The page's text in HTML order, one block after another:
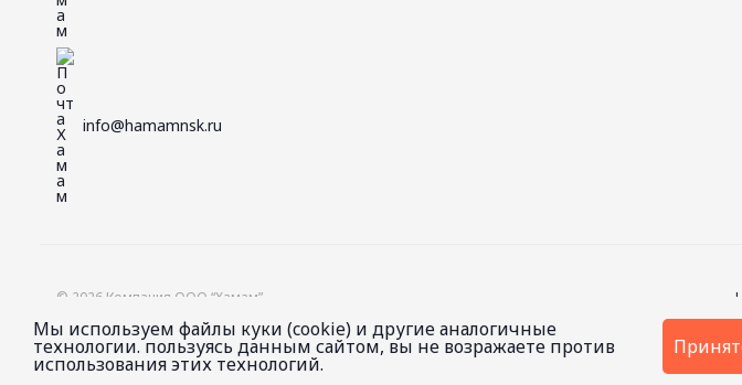
info@hamamnsk.ru
© 2026 Компания ООО “Хамам”.
Мы используем файлы куки (cookie) и другие аналогичные
технологии. пользуясь данным сайтом, вы не возражаете против
использования этих технологий.